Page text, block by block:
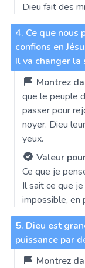
Dieu fait des
4. Ce que nous
confions en
Il va changer
Montrez
que le peuple
passer pour
noyer. Dieu
yeux.
Valeur
Ce que je
Il sait ce que
impossible, en
5. Dieu est
puissance par
Montrez